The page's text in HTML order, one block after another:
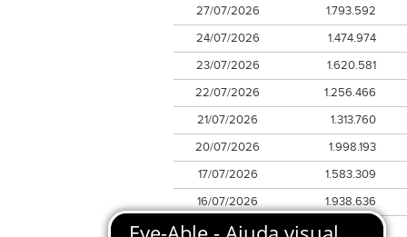
27/07/2026
1.793.592
24/07/2026
1.474.974
23/07/2026
1.620.581
22/07/2026
1.256.466
21/07/2026
1.313.760
20/07/2026
1.998.193
17/07/2026
1.583.309
16/07/2026
1.938.636
15/07/2026
1.414.390